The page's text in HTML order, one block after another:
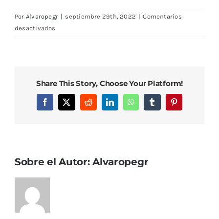
Por Alvaropegr | septiembre 29th, 2022 | Comentarios
desactivados
Share This Story, Choose Your Platform!
Facebook
X RedditLinkedInWhatsAppTumblrPinterest
Sobre el Autor:Alvaropegr